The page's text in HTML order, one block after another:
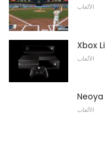
الألعاب
الألعاب
الألعاب